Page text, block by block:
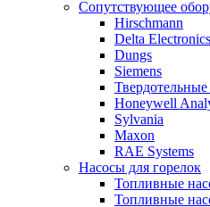
Сопутствующее
Hirschmann
Delta Electronics
Dungs
Siemens
Твердотельные
Honeywell
Sylvania
Maxon
RAE Systems
Насосы для горелок
Топливные
Топливные